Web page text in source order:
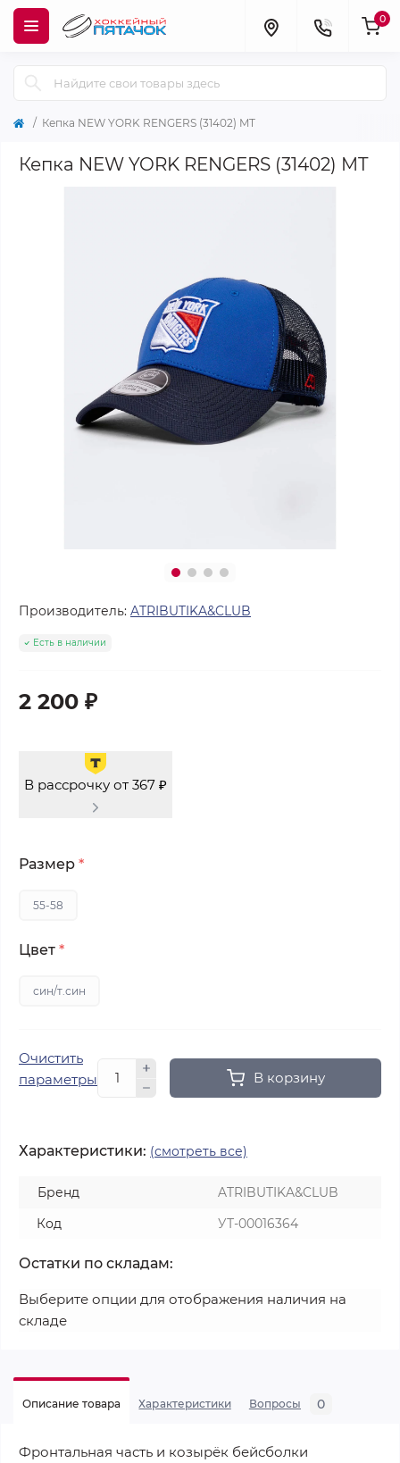
0
Кепка NEW YORK RENGERS (31402) MT
Кепка NEW YORK RENGERS (31402) MT
Производитель: ATRIBUTIKA&CLUB
Есть в наличии
2 200 ₽
В рассрочку от 367 ₽
Размер *
55-58
Цвет *
син/т.син
Очистить
параметры
В корзину
Характеристики: (смотреть все)
Бренд
ATRIBUTIKA&CLUB
Код
УТ-00016364
Остатки по складам:
Выберите опции для отображения наличия на
складе
Описание товара Характеристики Вопросы 0
Фронтальная часть и козырёк бейсболки